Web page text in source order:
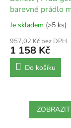
barevné prádlo
citrón - 10 l
Je skladem (>5 ks)
957,02 Kč bez DPH
1 158 Kč
Do košíku